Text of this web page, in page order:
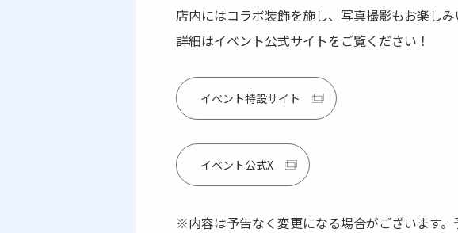
店内にはコラボ装飾を施し、写真撮影もお楽しみ
詳細はイベント公式サイトをご覧ください！
イベント特設サイト
イベント公式X
※内容は予告なく変更になる場合がございます。